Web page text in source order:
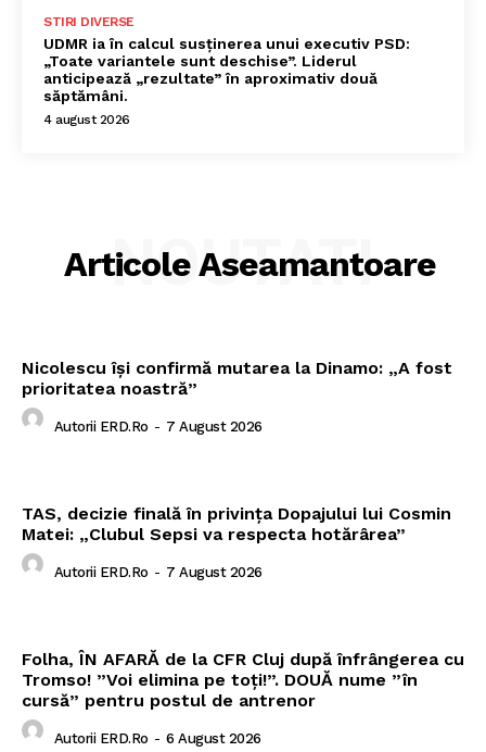
STIRI DIVERSE
UDMR ia în calcul susținerea unui executiv PSD:
„Toate variantele sunt deschise”. Liderul
anticipează „rezultate” în aproximativ două
săptămâni.
4 august 2026
Articole Aseamantoare
NOUTATI
Nicolescu își confirmă mutarea la Dinamo: „A fost
prioritatea noastră”
Autorii ERD.ro - 7 August 2026
TAS, decizie finală în privința Dopajului lui Cosmin
Matei: „Clubul Sepsi va respecta hotărârea”
Autorii ERD.ro - 7 August 2026
Folha, ÎN AFARĂ de la CFR Cluj după înfrângerea cu
Tromso! ”Voi elimina pe toți!”. DOUĂ nume ”în
cursă” pentru postul de antrenor
Autorii ERD.ro - 6 August 2026